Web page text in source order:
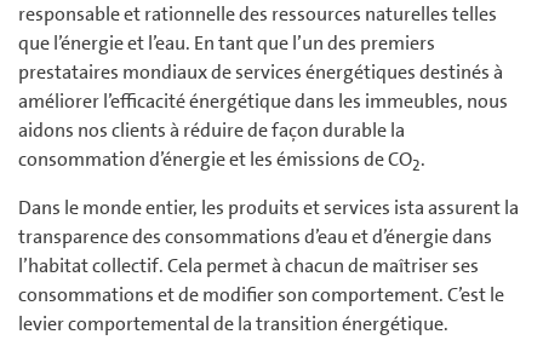
responsable et rationnelle des ressources naturelles telles
que l’énergie et l’eau. En tant que l’un des premiers
prestataires mondiaux de services énergétiques destinés à
améliorer l’efficacité énergétique dans les immeubles, nous
aidons nos clients à réduire de façon durable la
consommation d’énergie et les émissions de CO2.
Dans le monde entier, les produits et services ista assurent la
transparence des consommations d’eau et d’énergie dans
l’habitat collectif. Cela permet à chacun de maîtriser ses
consommations et de modifier son comportement. C’est le
levier comportemental de la transition énergétique.